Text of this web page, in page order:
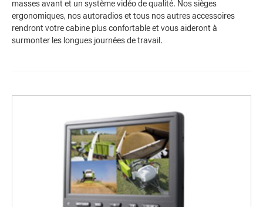
masses avant et un système vidéo de qualité. Nos sièges
ergonomiques, nos autoradios et tous nos autres accessoires
rendront votre cabine plus confortable et vous aideront à
surmonter les longues journées de travail.